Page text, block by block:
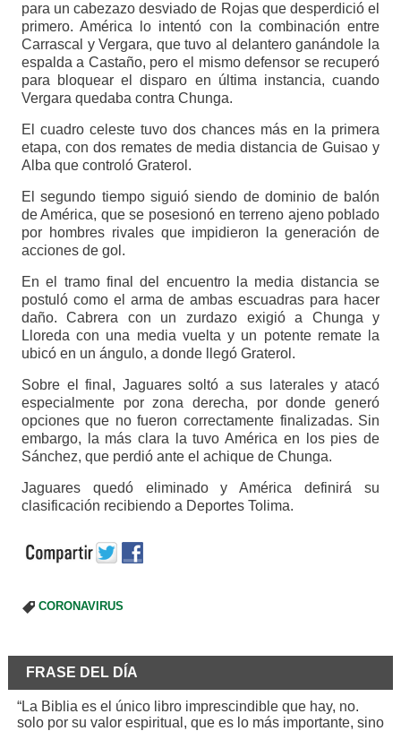
para un cabezazo desviado de Rojas que desperdició el
primero. América lo intentó con la combinación entre
Carrascal y Vergara, que tuvo al delantero ganándole la
espalda a Castaño, pero el mismo defensor se recuperó
para bloquear el disparo en última instancia, cuando
Vergara quedaba contra Chunga.
El cuadro celeste tuvo dos chances más en la primera
etapa, con dos remates de media distancia de Guisao y
Alba que controló Graterol.
El segundo tiempo siguió siendo de dominio de balón
de América, que se posesionó en terreno ajeno poblado
por hombres rivales que impidieron la generación de
acciones de gol.
En el tramo final del encuentro la media distancia se
postuló como el arma de ambas escuadras para hacer
daño. Cabrera con un zurdazo exigió a Chunga y
Lloreda con una media vuelta y un potente remate la
ubicó en un ángulo, a donde llegó Graterol.
Sobre el final, Jaguares soltó a sus laterales y atacó
especialmente por zona derecha, por donde generó
opciones que no fueron correctamente finalizadas. Sin
embargo, la más clara la tuvo América en los pies de
Sánchez, que perdió ante el achique de Chunga.
Jaguares quedó eliminado y América definirá su
clasificación recibiendo a Deportes Tolima.
CORONAVIRUS
FRASE DEL DÍA
“La Biblia es el único libro imprescindible que hay, no.
solo por su valor espiritual, que es lo más importante, sino